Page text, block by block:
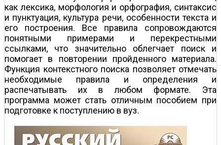
как лексика, морфология и орфография, синтаксис
и пунктуация, культура речи, особенности текста и
его построения. Все правила сопровождаются
понятными примерами и перекрестными
ссылками, что значительно облегчает поиск и
помогает в повторении пройденного материала.
Функция контекстного поиска позволяет отмечать
необходимые правила и определения и
распечатывать их в любом формате. Эта
программа может стать отличным пособием при
подготовке к поступлению в вуз.